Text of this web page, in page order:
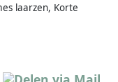
laarzen, Korte